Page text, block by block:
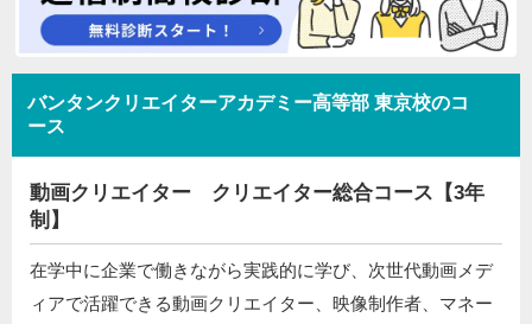
バンタンクリエイターアカデミー高等部 東京校のコ
ース
動画クリエイター クリエイター総合コース【3年
制】
在学中に企業で働きながら実践的に学び、次世代動画メデ
ィアで活躍できる動画クリエイター、映像制作者、マネー